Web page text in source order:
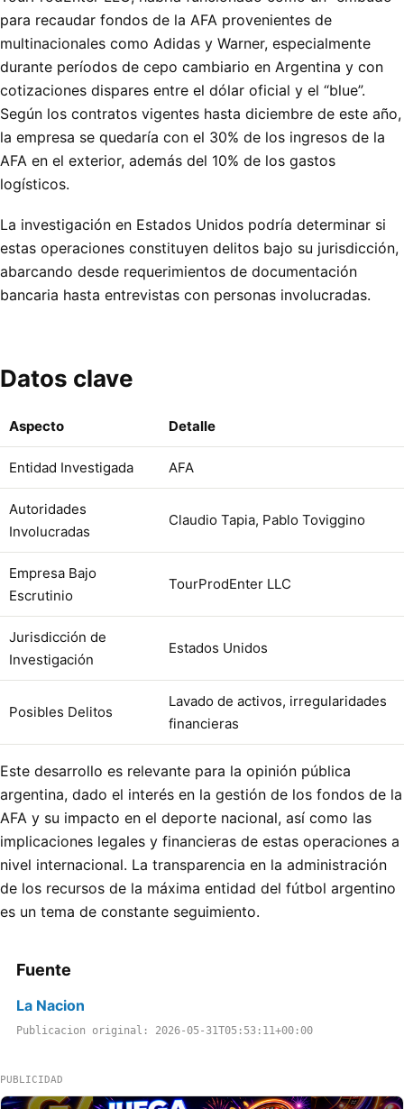
para recaudar fondos de la AFA provenientes de
multinacionales como Adidas y Warner, especialmente
durante períodos de cepo cambiario en Argentina y con
cotizaciones dispares entre el dólar oficial y el “blue”.
Según los contratos vigentes hasta diciembre de este año,
la empresa se quedaría con el 30% de los ingresos de la
AFA en el exterior, además del 10% de los gastos
logísticos.
La investigación en Estados Unidos podría determinar si
estas operaciones constituyen delitos bajo su jurisdicción,
abarcando desde requerimientos de documentación
bancaria hasta entrevistas con personas involucradas.
Datos clave
Aspecto Detalle
Entidad Investigada AFA
Autoridades
Involucradas
Claudio Tapia, Pablo Toviggino
Empresa Bajo
Escrutinio
TourProdEnter LLC
Jurisdicción de
Investigación
Estados Unidos
Posibles Delitos
Lavado de activos, irregularidades
financieras
Este desarrollo es relevante para la opinión pública
argentina, dado el interés en la gestión de los fondos de la
AFA y su impacto en el deporte nacional, así como las
implicaciones legales y financieras de estas operaciones a
nivel internacional. La transparencia en la administración
de los recursos de la máxima entidad del fútbol argentino
es un tema de constante seguimiento.
Fuente
La Nacion
Publicacion original: 2026-05-31T05:53:11+00:00
PUBLICIDAD